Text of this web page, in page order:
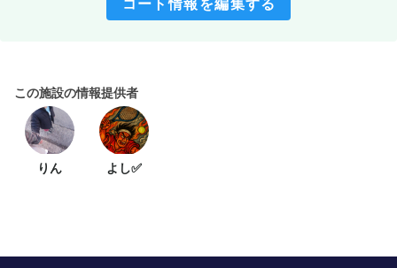
コート情報を編集する
この施設の情報提供者
りん よし✅